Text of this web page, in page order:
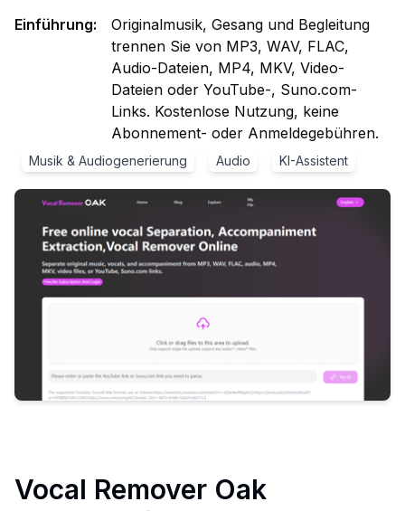
Einführung:
Originalmusik, Gesang und Begleitung
trennen Sie von MP3, WAV, FLAC,
Audio-Dateien, MP4, MKV, Video-
Dateien oder YouTube-, Suno.com-
Links. Kostenlose Nutzung, keine
Abonnement- oder Anmeldegebühren.
Musik & Audiogenerierung Audio KI-Assistent
Vocal Remover Oak